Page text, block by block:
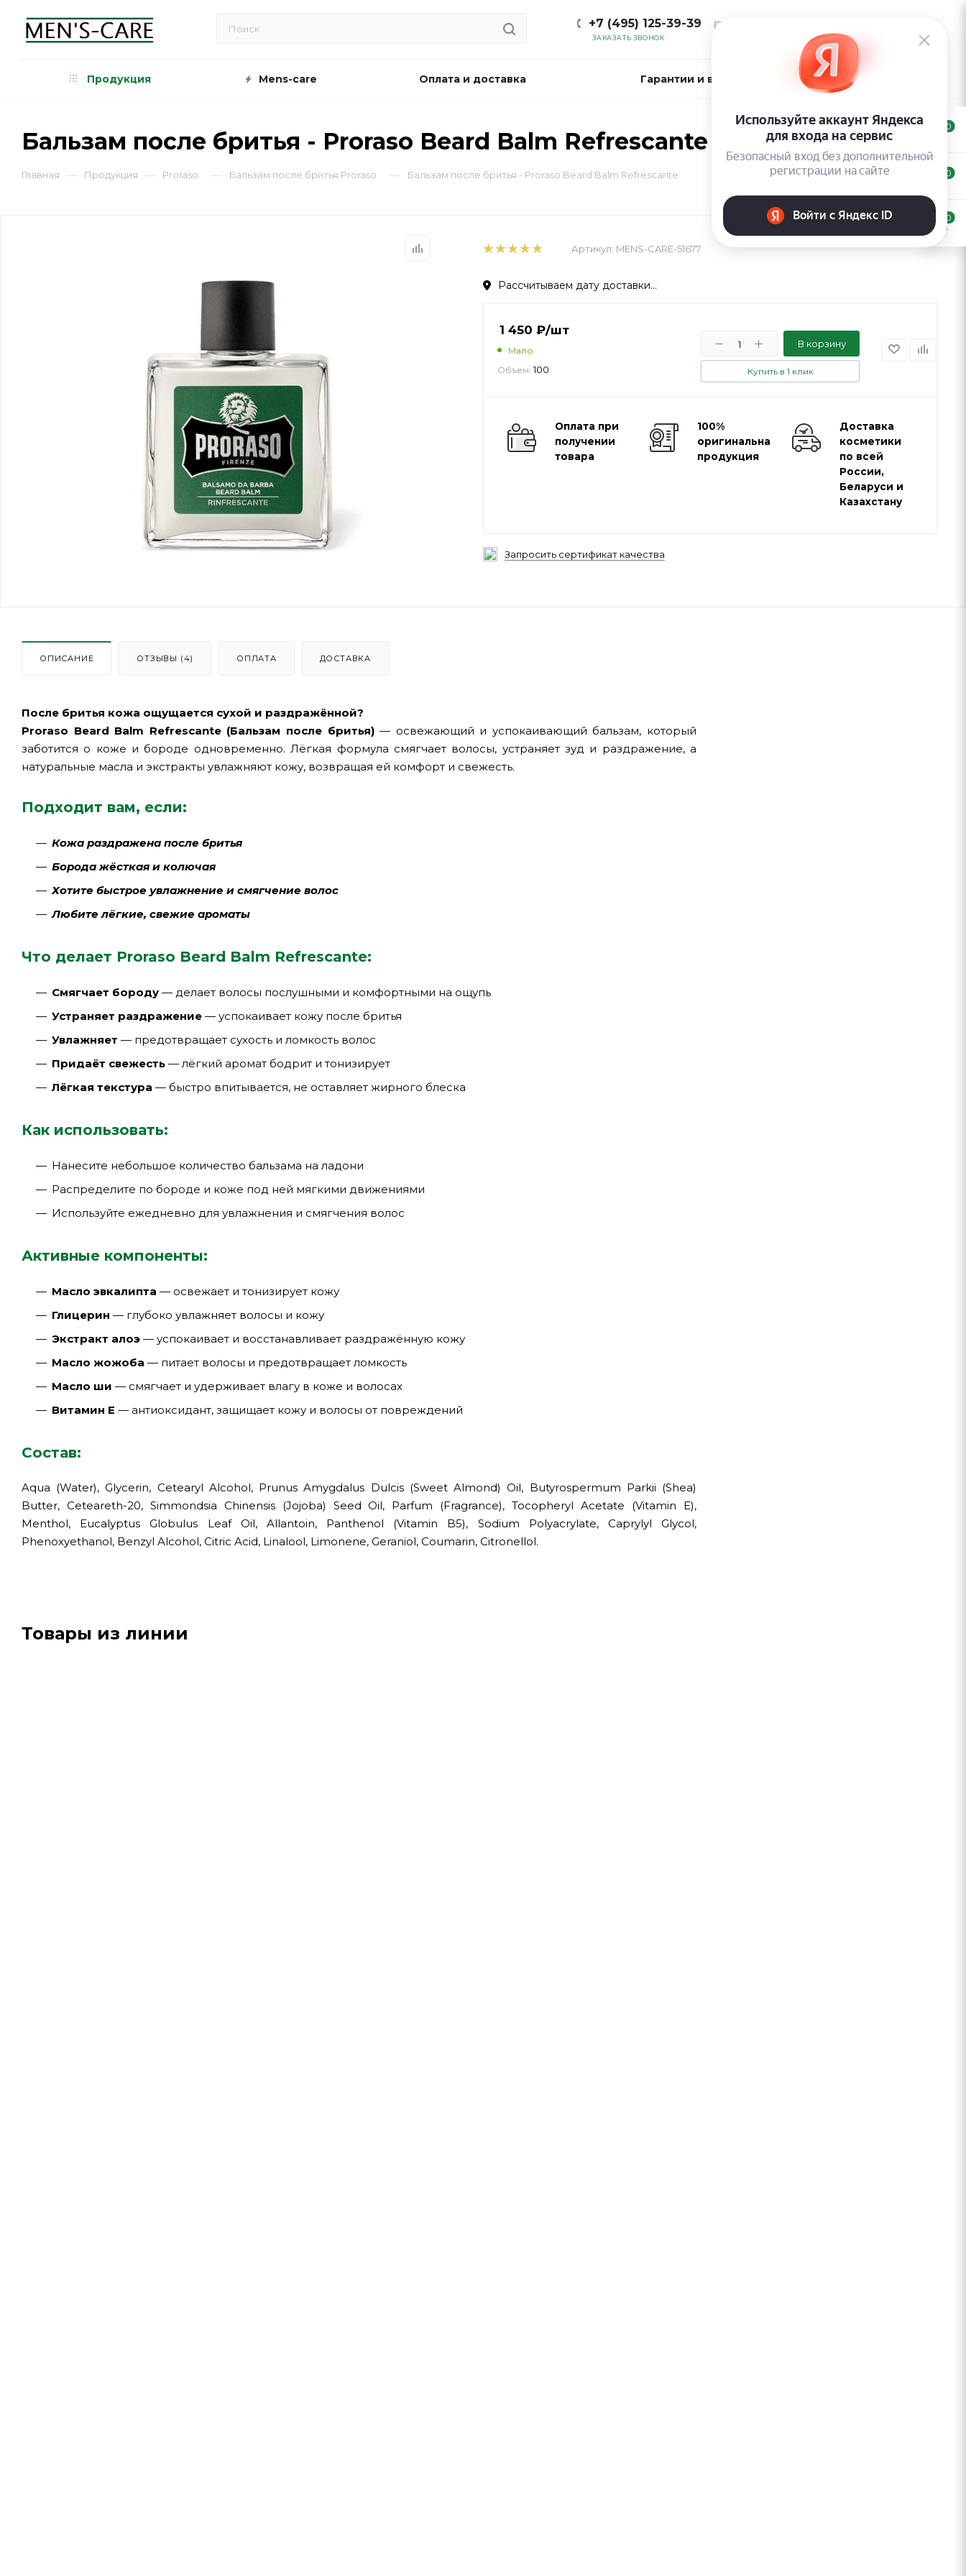
+7 (495) 125-39-39
ЗАКАЗАТЬ ЗВОНОК
Продукция Mens-care Оплата и доставка Гарантии и возврат Контакты
Бальзам после бритья - Proraso Beard Balm Refrescante
Главная — Продукция — Proraso — Бальзам после бритья Proraso — Бальзам после бритья - Proraso Beard Balm Refrescante
Артикул: MENS-CARE-51677
Рассчитываем дату доставки...
1 450 ₽/шт
Мало
Объем: 100
В корзину
Купить в 1 клик
Оплата при
получении
товара
100%
оригинальная
продукция
Доставка
косметики
по всей
России,
Беларуси и
Казахстану
Запросить сертификат качества
ОПИСАНИЕ ОТЗЫВЫ (4) ОПЛАТА ДОСТАВКА
После бритья кожа ощущается сухой и раздражённой?
Proraso Beard Balm Refrescante (Бальзам после бритья)— освежающий и успокаивающий бальзам, который
заботится о коже и бороде одновременно. Лёгкая формула смягчает волосы, устраняет зуд и раздражение, а
натуральные масла и экстракты увлажняют кожу, возвращая ей комфорт и свежесть.
Подходит вам, если:
Кожа раздражена после бритья
Борода жёсткая и колючая
Хотите быстрое увлажнение и смягчение волос
Любите лёгкие, свежие ароматы
Что делает Proraso Beard Balm Refrescante:
Смягчает бороду — делает волосы послушными и комфортными на ощупь
Устраняет раздражение — успокаивает кожу после бритья
Увлажняет — предотвращает сухость и ломкость волос
Придаёт свежесть — лёгкий аромат бодрит и тонизирует
Лёгкая текстура — быстро впитывается, не оставляет жирного блеска
Как использовать:
Нанесите небольшое количество бальзама на ладони
Распределите по бороде и коже под ней мягкими движениями
Используйте ежедневно для увлажнения и смягчения волос
Активные компоненты:
Масло эвкалипта — освежает и тонизирует кожу
Глицерин — глубоко увлажняет волосы и кожу
Экстракт алоэ — успокаивает и восстанавливает раздражённую кожу
Масло жожоба — питает волосы и предотвращает ломкость
Масло ши — смягчает и удерживает влагу в коже и волосах
Витамин Е — антиоксидант, защищает кожу и волосы от повреждений
Состав:
Aqua (Water), Glycerin, Cetearyl Alcohol, Prunus Amygdalus Dulcis (Sweet Almond) Oil, Butyrospermum Parkii (Shea)
Butter, Ceteareth-20, Simmondsia Chinensis (Jojoba) Seed Oil, Parfum (Fragrance), Tocopheryl Acetate (Vitamin E),
Menthol, Eucalyptus Globulus Leaf Oil, Allantoin, Panthenol (Vitamin B5), Sodium Polyacrylate, Caprylyl Glycol,
Phenoxyethanol, Benzyl Alcohol, Citric Acid, Linalool, Limonene, Geraniol, Coumarin, Citronellol.
Товары из линии
0
0
0